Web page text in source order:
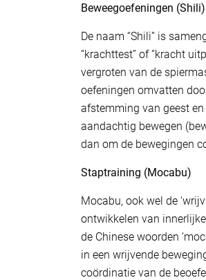
Beweegoefeningen (Shili)
De naam “Shili” is
“krachttest” of “kracht
vergroten van de
oefeningen omvatten
afstemming van geest
aandachtig bewegen
dan om de bewegingen
Staptraining (Mocabu)
Mocabu, ook wel de
ontwikkelen van
de Chinese woorden
in een wrijvende
coördinatie van de